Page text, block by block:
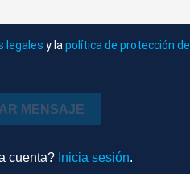
legales y la política de protección de
MENSAJE
cuenta? Inicia sesión.